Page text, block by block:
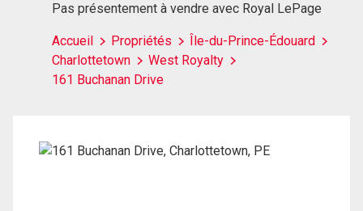
Pas présentement à vendre avec Royal LePage
Accueil Propriétés
Île-du-Prince-Édouard
Charlottetown
West Royalty
161 Buchanan Drive